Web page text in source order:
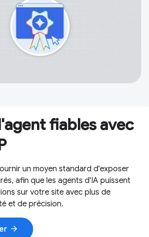
fiables avec
un moyen standard d'exposer
afin que les agents d'IA puissent
sur votre site avec plus de
et de précision.
arrow_forward